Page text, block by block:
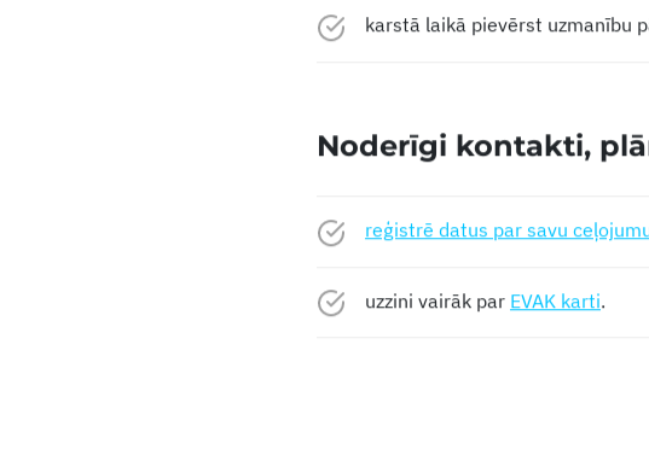
karstā laikā pievērst uzmanību
Noderīgi kontakti,
reģistrē datus par savu
uzzini vairāk par EVAK karti.